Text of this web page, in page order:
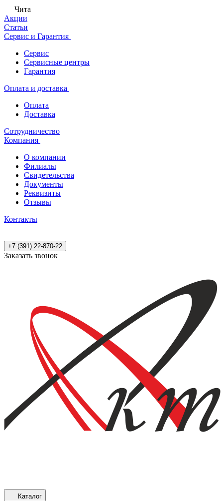
Чита
Акции
Статьи
Сервис и Гарантия
Сервис
Сервисные центры
Гарантия
Оплата и доставка
Оплата
Доставка
Сотрудничество
Компания
О компании
Филиалы
Свидетельства
Документы
Реквизиты
Отзывы
Контакты
+7 (391) 22-870-22
Заказать звонок
Каталог